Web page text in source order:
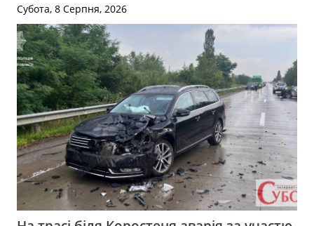
Субота, 8 Серпня, 2026